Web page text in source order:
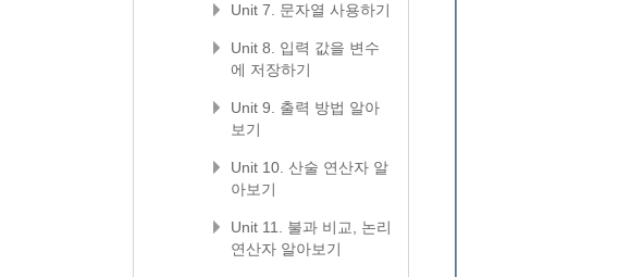
Unit 7. 문자열 사용하기
Unit 8. 입력 값을 변수
에 저장하기
Unit 9. 출력 방법 알아
보기
Unit 10. 산술 연산자 알
아보기
Unit 11. 불과 비교, 논리
연산자 알아보기